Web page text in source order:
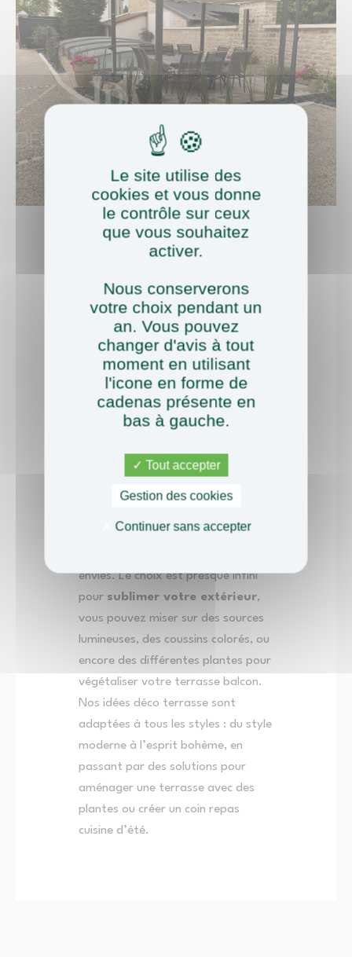
Soigner La
Décoration Pour Une
Ambiance Unique
La décoration de la terrasse
apporte la touche finale à votre
projet àl’aménagement
Pour une ambiance chaleureuse,
notre équipe de terrassier
l’inspiration qui correspondra le
envies. Le choix est presque infini
pour sublimer votre extérieur,
vous pouvez miser sur des sources
lumineuses, des coussins colorés, ou
encore des différentes plantes pour
végétaliser votre terrasse balcon.
Nos idées déco terrasse sont
adaptées à tous les styles : du style
moderne à l’esprit bohème, en
passant par des solutions pour
aménager une terrasse avec des
plantes ou créer un coin repas
cuisine d’été.
Le site utilise des
cookies et vous donne
le contrôle sur ceux
que vous souhaitez
activer.
Nous conserverons
votre choix pendant un
an. Vous pouvez
changer d'avis à tout
moment en utilisant
l'icone en forme de
cadenas présente en
bas à gauche.
Tout accepter
Gestion des cookies
Continuer sans accepter